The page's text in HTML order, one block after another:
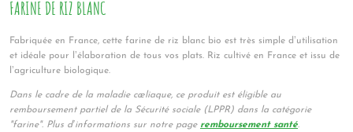
FARINE DE RIZ BLANC
Fabriquée en France, cette farine de riz blanc bio est très simple d’utilisation
et idéale pour l’élaboration de tous vos plats. Riz cultivé en France et issu de
l’agriculture biologique.
Dans le cadre de la maladie cœliaque, ce produit est éligible au
remboursement partiel de la Sécurité sociale (LPPR) dans la catégorie
"farine". Plus d’informations sur notre page remboursement santé.